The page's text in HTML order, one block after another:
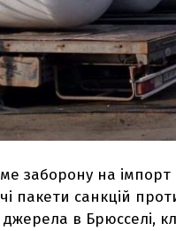
заборону на імпорт
пакети санкцій
в Брюсселі,